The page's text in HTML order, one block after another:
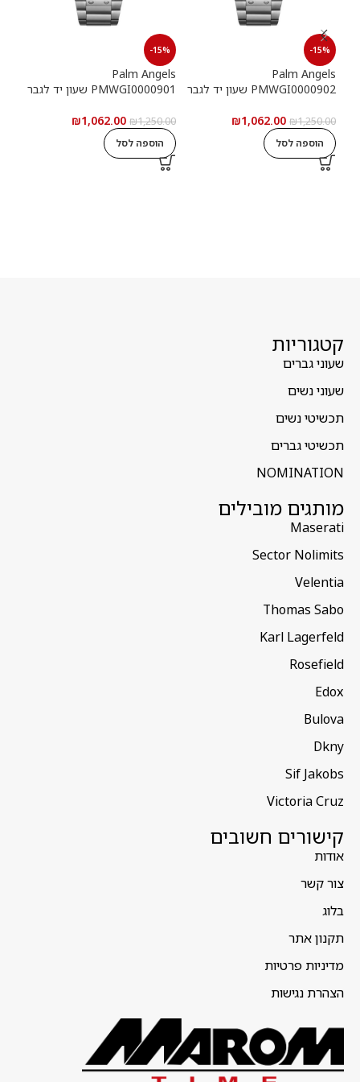
-15%
Palm Angels
PMWGI0000902 שעון יד לגבר
₪1,250.00
₪1,062.00
הוספה לסל
-15%
Palm Angels
PMWGI0000901 שעון יד לגבר
₪1,250.00
₪1,062.00
הוספה לסל
קטגוריות
שעוני גברים
שעוני נשים
תכשיטי נשים
תכשיטי גברים
NOMINATION
מותגים מובילים
Maserati
Sector Nolimits
Velentia
Thomas Sabo
Karl Lagerfeld
Rosefield
Edox
Bulova
Dkny
Sif Jakobs
Victoria Cruz
קישורים חשובים
אודות
צור קשר
בלוג
תקנון אתר
מדיניות פרטיות
הצהרת נגישות